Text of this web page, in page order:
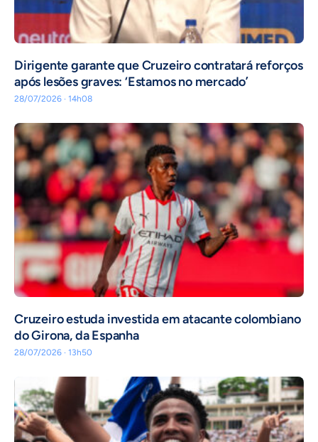
Dirigente garante que Cruzeiro contratará reforços
após lesões graves: ‘Estamos no mercado’
28/07/2026 · 14h08
Cruzeiro estuda investida em atacante colombiano
do Girona, da Espanha
28/07/2026 · 13h50